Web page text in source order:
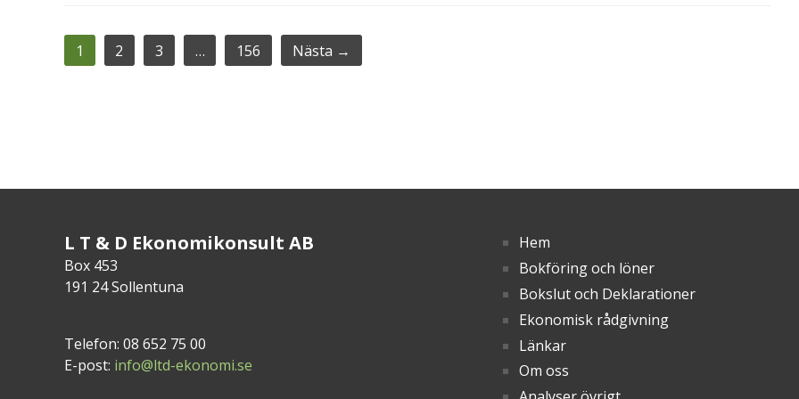
1 2 3 … 156 Nästa →
L T & D Ekonomikonsult AB
Box 453
191 24 Sollentuna
Telefon: 08 652 75 00
E-post: info@ltd-ekonomi.se
Hem
Bokföring och löner
Bokslut och Deklarationer
Ekonomisk rådgivning
Länkar
Om oss